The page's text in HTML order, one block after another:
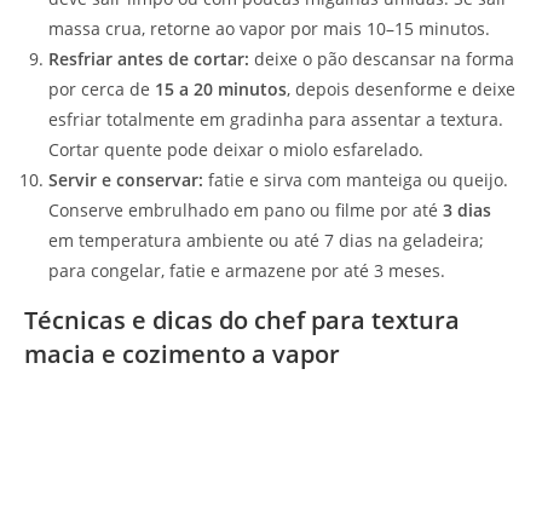
massa crua, retorne ao vapor por mais 10–15 minutos.
Resfriar antes de cortar: deixe o pão descansar na forma
por cerca de 15 a 20 minutos, depois desenforme e deixe
esfriar totalmente em gradinha para assentar a textura.
Cortar quente pode deixar o miolo esfarelado.
Servir e conservar: fatie e sirva com manteiga ou queijo.
Conserve embrulhado em pano ou filme por até 3 dias
em temperatura ambiente ou até 7 dias na geladeira;
para congelar, fatie e armazene por até 3 meses.
Técnicas e dicas do chef para textura
macia e cozimento a vapor